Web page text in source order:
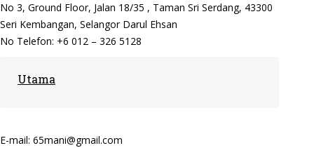
No 3, Ground Floor, Jalan 18/35 , Taman Sri Serdang, 43300
Seri Kembangan, Selangor Darul Ehsan
No Telefon: +6 012 – 326 5128
Utama
E-mail: 65mani@gmail.com